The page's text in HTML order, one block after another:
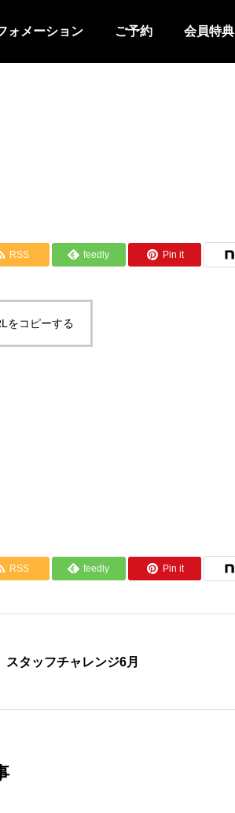
ォメーション ご予約 会員特典
ストライクチャレン
8月のジュニア教室
RSS feedly Pin it
をコピーする
RSS feedly Pin it
スタッフチャレンジ6月